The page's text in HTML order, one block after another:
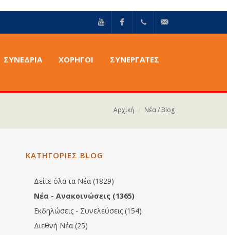
ΣΥΝΈΔΡΙΑ ΧΟΡΗΓΟΙ ΣΥΝΕΡΓΑΤΕΣ
Αρχική Νέα / Blog
ΚΑΤΗΓΟΡΙΕΣ BLOG
Δείτε όλα τα Νέα (1829)
Νέα - Ανακοινώσεις (1365)
Εκδηλώσεις - Συνελεύσεις (154)
Διεθνή Νέα (25)